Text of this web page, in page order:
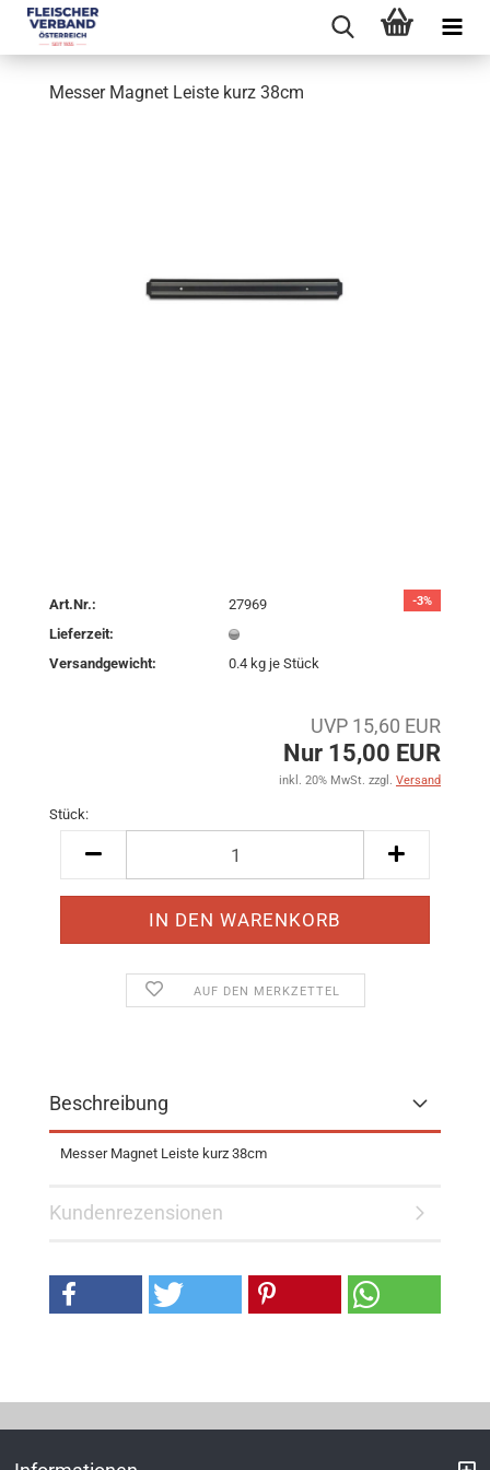
Messer Magnet Leiste kurz 38cm
-3%
Art.Nr.:
27969
Lieferzeit:
Versandgewicht:
0.4 kg je Stück
UVP 15,60 EUR
Nur 15,00 EUR
inkl. 20% MwSt. zzgl. Versand
Stück:
AUF DEN MERKZETTEL
Beschreibung
Messer Magnet Leiste kurz 38cm
Kundenrezensionen